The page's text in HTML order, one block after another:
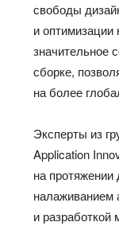
свободы
и оптимизации
значительное
сборке,
на более
Эксперты из
Application
на протяжении
налаживанием
и разработкой